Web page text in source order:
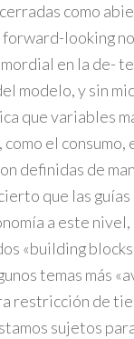
como
looking
en la de-
modelo, y sin
que variables
como el consumo,
definidas de
que las
a este nivel,
«building
temas más
restricción de
sujetos